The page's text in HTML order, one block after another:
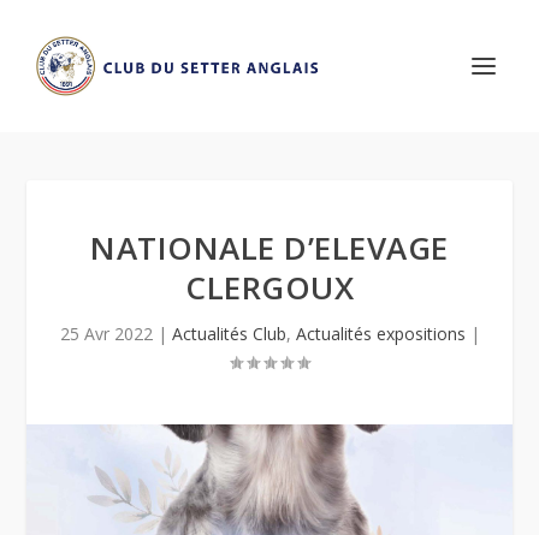
NATIONALE D’ELEVAGE
CLERGOUX
25 Avr 2022| Actualités Club, Actualités expositions |